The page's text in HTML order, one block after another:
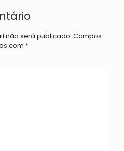
não será publicado. Campos
com *